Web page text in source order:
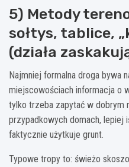
5) Metody
sołtys, tablice,
(działa
Najmniej formalna droga bywa
miejscowościach informacja o
tylko trzeba zapytać w dobrym
przypadkowych domach, lepiej
faktycznie użytkuje grunt.
Typowe tropy to: świeżo